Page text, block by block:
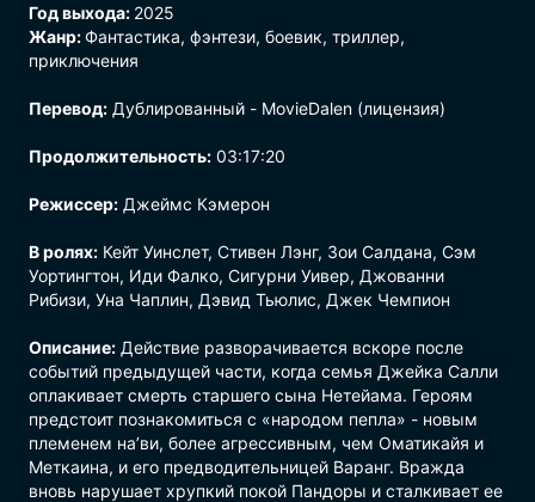
Год выхода: 2025
Жанр:Фантастика, фэнтези, боевик, триллер,
приключения
Перевод: Дублированный - MovieDalen (лицензия)
Продолжительность: 03:17:20
Режиссер: Джеймс Кэмерон
В ролях: Кейт Уинслет, Стивен Лэнг, Зои Салдана, Сэм
Уортингтон, Иди Фалко, Сигурни Уивер, Джованни
Рибизи, Уна Чаплин, Дэвид Тьюлис, Джек Чемпион
Описание: Действие разворачивается вскоре после
событий предыдущей части, когда семья Джейка Салли
оплакивает смерть старшего сына Нетейама. Героям
предстоит познакомиться с «народом пепла» - новым
племенем на’ви, более агрессивным, чем Оматикайя и
Меткаина, и его предводительницей Варанг. Вражда
вновь нарушает хрупкий покой Пандоры и сталкивает ее